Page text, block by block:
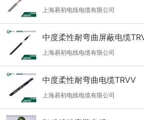
上海易初电线电缆有限公司
中度柔性耐弯曲屏蔽电缆
上海易初电线电缆有限公司
中度柔性耐弯曲电缆TRVV
上海易初电线电缆有限公司